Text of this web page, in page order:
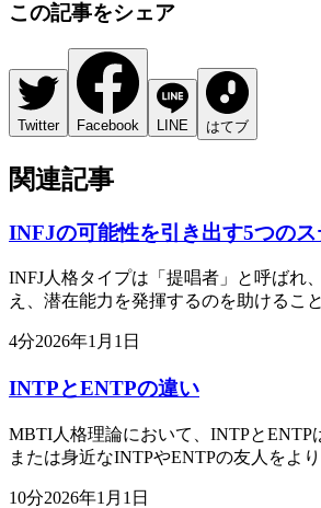
この記事をシェア
Twitter Facebook LINE はてブ
関連記事
INFJの可能性を引き出す5つの
INFJ人格タイプは「提唱者」と呼ばれ
え、潜在能力を発揮するのを助けるこ
4分2026年1月1日
INTPとENTPの違い
MBTI人格理論において、INTPとENTP
または身近なINTPやENTPの友人をよ
10分2026年1月1日